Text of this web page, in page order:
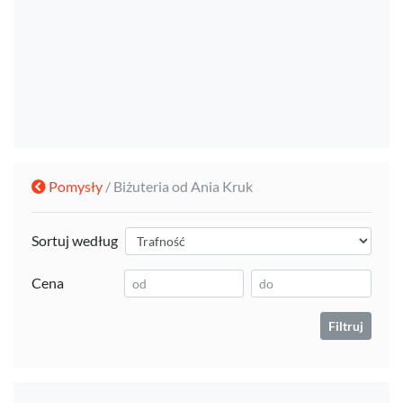
Pomysły / Biżuteria od Ania Kruk
Sortuj według
Cena
Filtruj